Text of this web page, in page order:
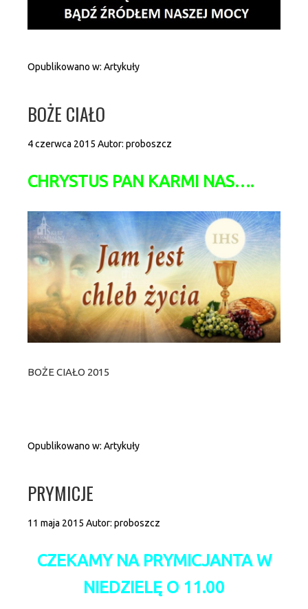
Opublikowano w: Artykuły
BOŻE CIAŁO
4 czerwca 2015 Autor: proboszcz
CHRYSTUS PAN KARMI NAS….
BOŻE CIAŁO 2015
Opublikowano w: Artykuły
PRYMICJE
11 maja 2015 Autor: proboszcz
CZEKAMY NA PRYMICJANTA W
NIEDZIELĘ O 11.00